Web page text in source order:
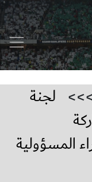
لجنة
المسؤولية